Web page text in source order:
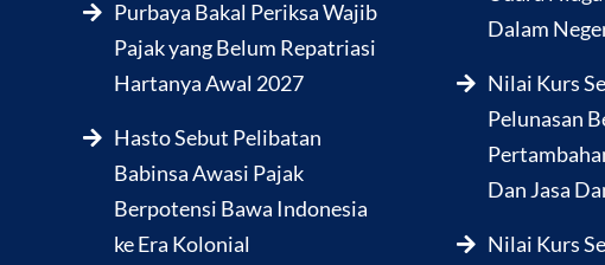
Purbaya Bakal Periksa Wajib
Pajak yang Belum Repatriasi
Hartanya Awal 2027
Hasto Sebut Pelibatan
Babinsa Awasi Pajak
Berpotensi Bawa Indonesia
ke Era Kolonial
Dalam
Nilai Kurs
Pelunasan
Dan Jasa
Nilai Kurs